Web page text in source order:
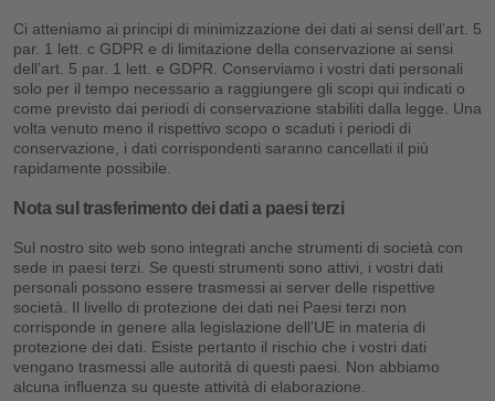
Ci atteniamo ai principi di minimizzazione dei dati ai sensi dell’art. 5
par. 1 lett. c GDPR e di limitazione della conservazione ai sensi
dell’art. 5 par. 1 lett. e GDPR. Conserviamo i vostri dati personali
solo per il tempo necessario a raggiungere gli scopi qui indicati o
come previsto dai periodi di conservazione stabiliti dalla legge. Una
volta venuto meno il rispettivo scopo o scaduti i periodi di
conservazione, i dati corrispondenti saranno cancellati il più
rapidamente possibile.
Nota sul trasferimento dei dati a paesi terzi
Sul nostro sito web sono integrati anche strumenti di società con
sede in paesi terzi. Se questi strumenti sono attivi, i vostri dati
personali possono essere trasmessi ai server delle rispettive
società. Il livello di protezione dei dati nei Paesi terzi non
corrisponde in genere alla legislazione dell’UE in materia di
protezione dei dati. Esiste pertanto il rischio che i vostri dati
vengano trasmessi alle autorità di questi paesi. Non abbiamo
alcuna influenza su queste attività di elaborazione.